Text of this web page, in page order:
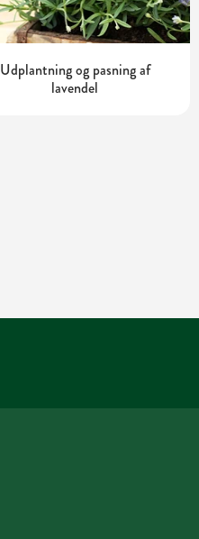
Udplantning og pasning af
lavendel